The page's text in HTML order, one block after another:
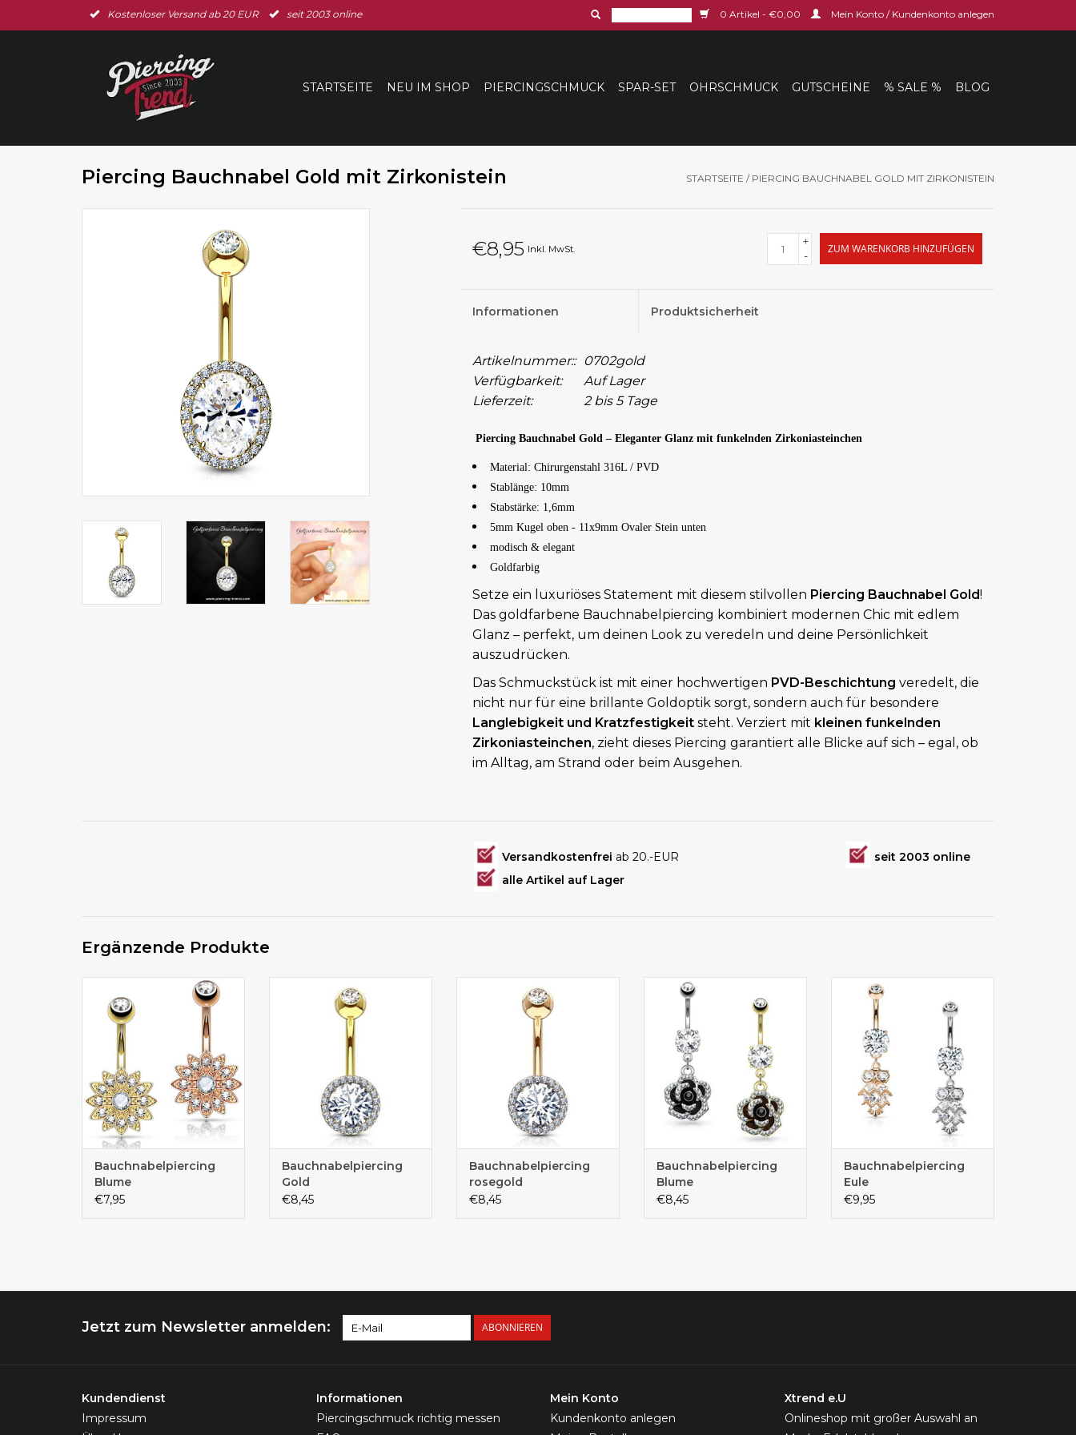
Kostenloser Versand ab 20 EUR seit 2003 online 0 Artikel - €0,00 Mein Konto / Kundenkonto anlegen
STARTSEITE NEU IM SHOP PIERCINGSCHMUCK SPAR-SET OHRSCHMUCK GUTSCHEINE % SALE % BLOG
Piercing Bauchnabel Gold mit Zirkonistein STARTSEITE / PIERCING BAUCHNABEL GOLD MIT ZIRKONISTEIN
€8,95 Inkl. MwSt.
+
-
ZUM WARENKORB HINZUFÜGEN
Informationen Produktsicherheit
Artikelnummer::
0702gold
Verfügbarkeit:
Auf Lager
Lieferzeit:
2 bis 5 Tage
Piercing Bauchnabel Gold – Eleganter Glanz mit funkelnden Zirkoniasteinchen
Material: Chirurgenstahl 316L / PVD
Stablänge: 10mm
Stabstärke: 1,6mm
5mm Kugel oben - 11x9mm Ovaler Stein unten
modisch & elegant
Goldfarbig
Setze ein luxuriöses Statement mit diesem stilvollen Piercing Bauchnabel Gold!
Das goldfarbene Bauchnabelpiercing kombiniert modernen Chic mit edlem
Glanz – perfekt, um deinen Look zu veredeln und deine Persönlichkeit
auszudrücken.
Das Schmuckstück ist mit einer hochwertigen PVD-Beschichtung veredelt, die
nicht nur für eine brillante Goldoptik sorgt, sondern auch für besondere
Langlebigkeit und Kratzfestigkeitsteht. Verziert mit kleinen funkelnden
Zirkoniasteinchen, zieht dieses Piercing garantiert alle Blicke auf sich – egal, ob
im Alltag, am Strand oder beim Ausgehen.
Versandkostenfrei ab 20.-EUR
seit 2003 online
alle Artikel auf Lager
Ergänzende Produkte
Bauchnabelpiercing
goldfärbig/rose
Bauchnabelpiercing
Blume
€7,95
Bauchnabelpiercing
Gold
€8,45
bestellen
Bauchnabelpiercing
rosegold
€8,45
Bauchnabelpiercing online
Bauchnabelpiercing
Blume
€8,45
Bauchnabelpiercing Schmuck
Bauchnabelpiercing
Eule
€9,95
Jetzt zum Newsletter anmelden: ABONNIEREN
Kundendienst
Impressum
Informationen
Piercingschmuck richtig messen
Mein Konto
Kundenkonto anlegen
Xtrend e.U
Onlineshop mit großer Auswahl an